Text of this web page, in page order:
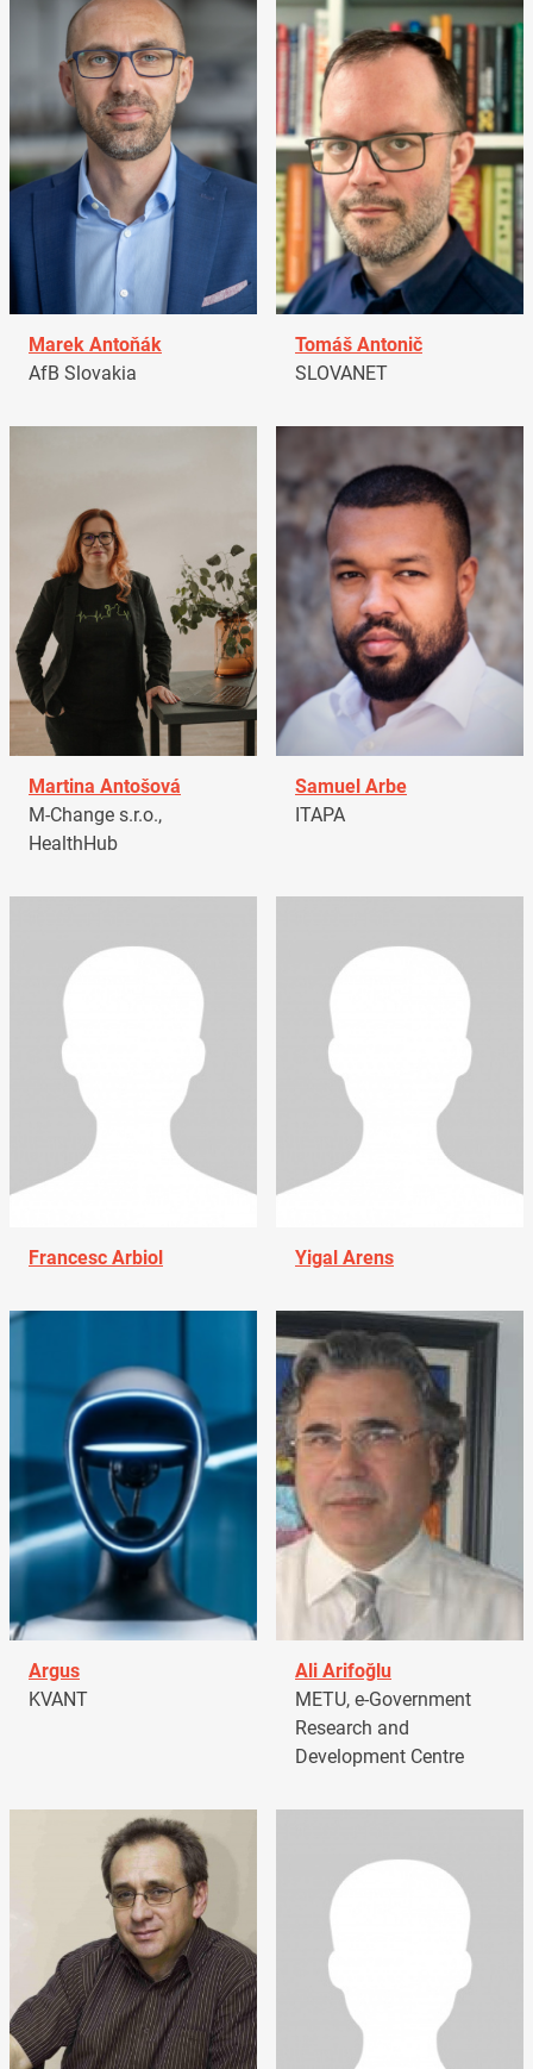
Marek Antoňák
AfB Slovakia
Tomáš Antonič
SLOVANET
Martina Antošová
M-Change s.r.o.,
HealthHub
Samuel Arbe
ITAPA
Francesc Arbiol Yigal Arens
Argus
KVANT
Ali Arifoğlu
METU, e-Government
Research and
Development Centre